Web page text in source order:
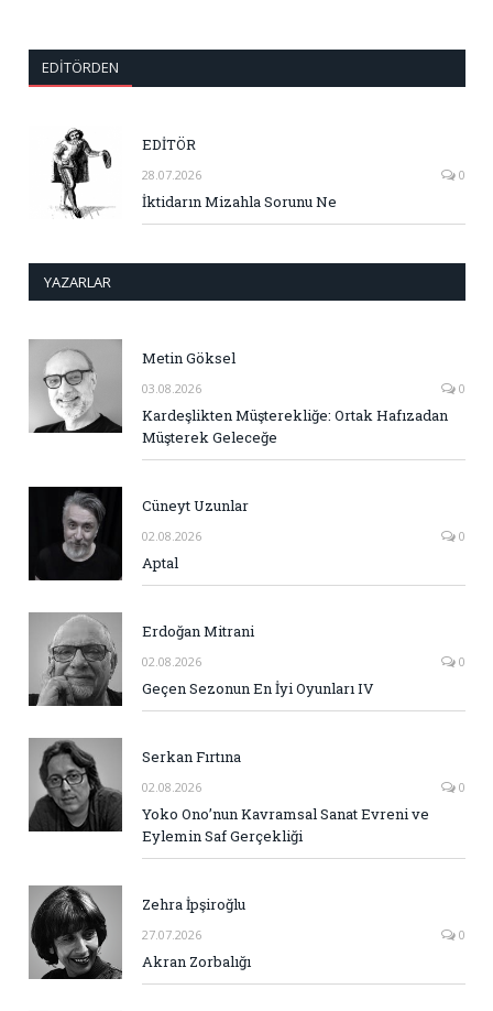
EDITÖRDEN
EDİTÖR
28.07.2026 0
İktidarın Mizahla Sorunu Ne
YAZARLAR
Metin Göksel
03.08.2026 0
Kardeşlikten Müşterekliğe: Ortak Hafızadan
Müşterek Geleceğe
Cüneyt Uzunlar
02.08.2026 0
Aptal
Erdoğan Mitrani
02.08.2026 0
Geçen Sezonun En İyi Oyunları IV
Serkan Fırtına
02.08.2026 0
Yoko Ono’nun Kavramsal Sanat Evreni ve
Eylemin Saf Gerçekliği
Zehra İpşiroğlu
27.07.2026 0
Akran Zorbalığı